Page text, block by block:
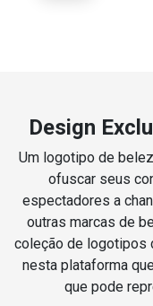
Design
Um logotipo de
ofuscar seus
espectadores a
outras marcas de
coleção de logotipos
nesta plataforma
que pode